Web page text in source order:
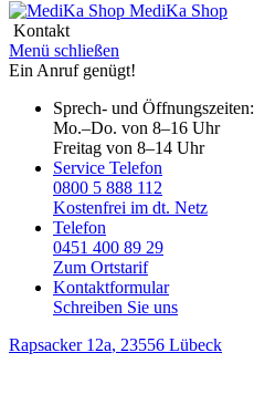
MediKa Shop
Kontakt
Menü schließen
Ein Anruf genügt!
Sprech- und Öffnungszeiten:
Mo.–Do. von 8–16 Uhr
Freitag von 8–14 Uhr
Service Telefon
0800 5 888 112
Kostenfrei im dt. Netz
Telefon
0451 400 89 29
Zum Ortstarif
Kontaktformular
Schreiben Sie uns
Rapsacker 12a, 23556 Lübeck